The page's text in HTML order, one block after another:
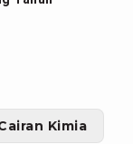
Kimia